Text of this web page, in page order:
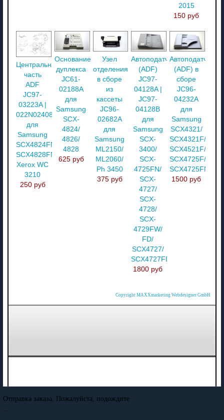
2015
150 руб
Центральная
часть
ADF
JC97-
03223A |
022N02408
для
Samsung
SCX4824FN/
SCX4828FN/
Xerox WC
3210
250 руб
Основание
дуплекса
JC61-
02188A
для
Samsung
SCX-
4824/
4826/
4828
625 руб
Узел
отделения
в сборе
из
кассеты
JC96-
02682A
для
Samsung
ML2150/
ML2060/
Ph 3450
375 руб
Автоподатчик
(ADF)
JC97-
04128A |
JC97-
04128B
для
Samsung
SCX-
3400/
SCX-
4725FN/
SCX-
4727/
SCX-
4728/
SCX-
4729FW/
FD/
SCX4727/
SCX4727FD
1800 руб
Автоподатчик
(ADF) в
сборе
JC96-
04232A
для
Samsung
SCX4321/
SCX4321F/
SCX4521F/
SCX4725F/
SCX4725FN
1500 руб
Copyright MAXXmarketing Webdesigner GmbH
Отправка заказа. Пожалуйста, подождите
...